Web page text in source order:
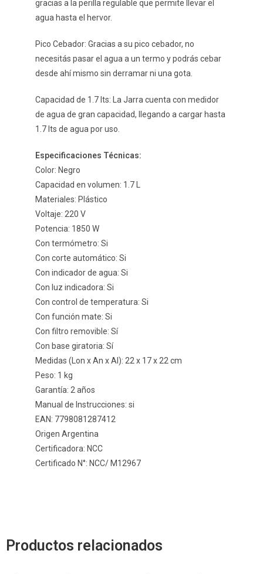
gracias a la perilla regulable que permite llevar el
agua hasta el hervor.
Pico Cebador: Gracias a su pico cebador, no
necesitás pasar el agua a un termo y podrás cebar
desde ahí mismo sin derramar ni una gota.
Capacidad de 1.7 lts: La Jarra cuenta con medidor
de agua de gran capacidad, llegando a cargar hasta
1.7 lts de agua por uso.
Especificaciones Técnicas:
Color: Negro
Capacidad en volumen: 1.7 L
Materiales: Plástico
Voltaje: 220 V
Potencia: 1850 W
Con termómetro: Si
Con corte automático: Si
Con indicador de agua: Si
Con luz indicadora: Si
Con control de temperatura: Si
Con función mate: Si
Con filtro removible: Sí
Con base giratoria: Sí
Medidas (Lon x An x Al): 22 x 17 x 22 cm
Peso: 1 kg
Garantía: 2 años
Manual de Instrucciones: si
EAN: 7798081287412
Origen Argentina
Certificadora: NCC
Certificado N°: NCC/ M12967
Productos relacionados